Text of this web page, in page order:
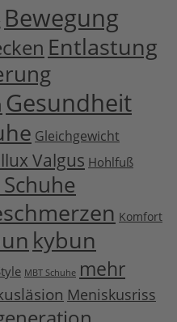
Bewegung
Entlastung
Gesundheit
Gleichgewicht
Valgus Hohlfuß
Schuhe
Komfort
kybun
MBT Schuhe mehr
Meniskusriss